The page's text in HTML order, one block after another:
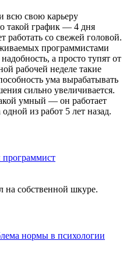
всю свою карьеру
такой график — 4 дня
работать со свежей головой.
программистами
а просто тупят от
рабочей неделе такие
ума вырабатывать
сильно увеличивается.
умный — он работает
из работ 5 лет назад.
на собственной шкуре.
нормы в психологии